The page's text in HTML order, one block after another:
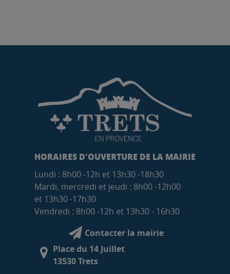
HORAIRES D'OUVERTURE DE LA MAIRIE
Lundi : 8h00 -12h et 13h30 -18h30
Mardi, mercredi et jeudi : 8h00 -12h00
et 13h30 -17h30
Vendredi : 8h00 -12h et 13h30 - 16h30
Contacter la mairie
Place du 14 Juillet
13530 Trets